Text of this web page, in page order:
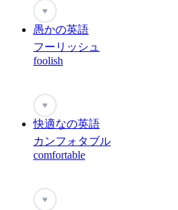
♥
愚かの英語
フーリッシュ
foolish
♥
快適なの英語
カンフォタブル
comfortable
♥